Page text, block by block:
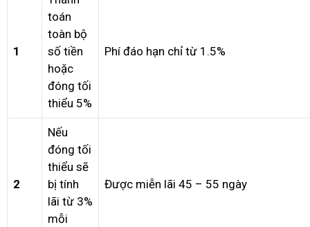
1
toán
toàn bộ
số tiền
hoặc
đóng tối
thiểu 5%
Phí đáo hạn chỉ từ 1.5%
2
Nếu
đóng tối
thiểu sẽ
bị tính
lãi từ 3%
mỗi
Được miễn lãi 45 – 55 ngày